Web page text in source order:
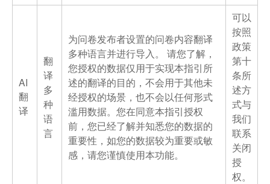
AI
翻
译
翻
译
多
种
语
言
为问卷发布者设置的问卷内容翻译
多种语言并进行导入。 请您了解，
您授权的数据仅用于实现本指引所
述的翻译的目的，不会用于其他未
经授权的场景，也不会以任何形式
滥用数据。您在同意本指引授权
前，您已经了解并知悉您的数据的
重要性，如您的数据较为重要或敏
感，请您谨慎使用本功能。
可以
按照
政策
第十
条所
述方
式与
我们
联系
关闭
授
权。